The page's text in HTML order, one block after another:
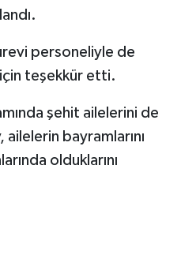
personeliyle de
teşekkür etti.
şehit ailelerini de
ailelerin bayramlarını
olduklarını